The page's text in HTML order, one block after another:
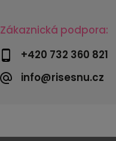
Zákaznická podpora:
+420 732 360 821
info@risesnu.cz